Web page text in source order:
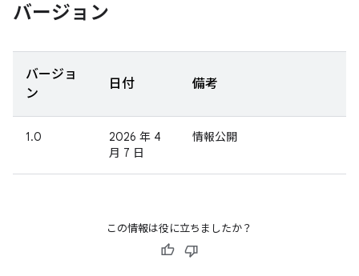
バージョン
バージョ
ン
日付 備考
1.0
2026 年 4
月 7 日
情報公開
この情報は役に立ちましたか？